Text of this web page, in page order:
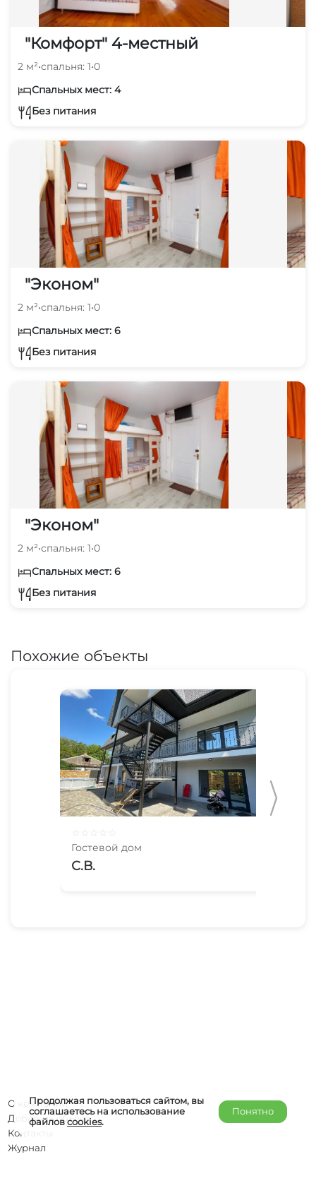
"Комфорт" 4-местный
2 м²•спальня: 1•0
Спальных мест: 4
Без питания
"Эконом"
2 м²•спальня: 1•0
Спальных мест: 6
Без питания
"Эконом"
2 м²•спальня: 1•0
Спальных мест: 6
Без питания
Похожие объекты
Гостевой дом
С.В.
Продолжая пользоваться сайтом, вы
соглашаетесь на использование
файловcookies.
Понятно
О компании
Добавить объект
Контакты
Журнал